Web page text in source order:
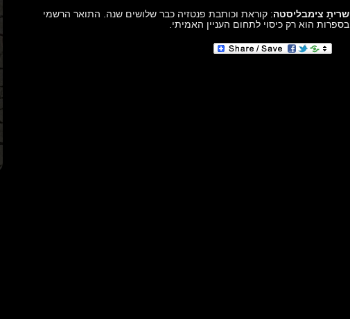
שריתָ צימבליסטה: קוראת וכותבת פנטזיה כבר שלושים שנה. התואר הרשמי
בספרות הוא רק כיסוי לתחום העניין האמיתי.